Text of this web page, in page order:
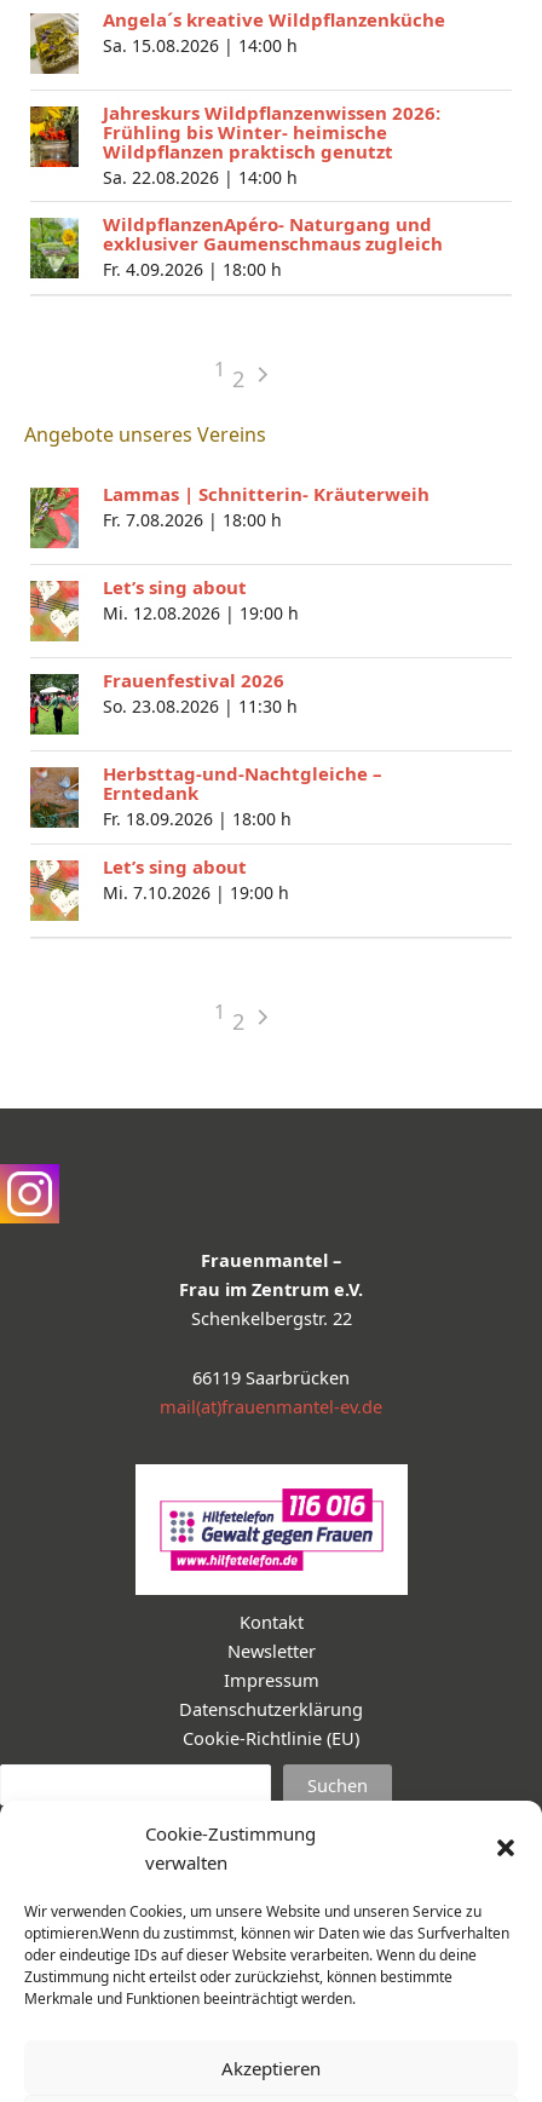
Cookie-Zustimmung
verwalten
Wir verwenden Cookies, um unsere Website und unseren Service zu
optimieren.Wenn du zustimmst, können wir Daten wie das Surfverhalten
oder eindeutige IDs auf dieser Website verarbeiten. Wenn du deine
Zustimmung nicht erteilst oder zurückziehst, können bestimmte
Merkmale und Funktionen beeinträchtigt werden.
Akzeptieren
Angela´s kreative Wildpflanzenküche
Sa. 15.08.2026 | 14:00 h
Jahreskurs Wildpflanzenwissen 2026:
Frühling bis Winter- heimische
Wildpflanzen praktisch genutzt
Sa. 22.08.2026 | 14:00 h
WildpflanzenApéro- Naturgang und
exklusiver Gaumenschmaus zugleich
Fr. 4.09.2026 | 18:00 h
1 2
Angebote unseres Vereins
Lammas | Schnitterin- Kräuterweih
Fr. 7.08.2026 | 18:00 h
Let’s sing about
Mi. 12.08.2026 | 19:00 h
Frauenfestival 2026
So. 23.08.2026 | 11:30 h
Herbsttag-und-Nachtgleiche –
Erntedank
Fr. 18.09.2026 | 18:00 h
Let’s sing about
Mi. 7.10.2026 | 19:00 h
1 2
Frauenmantel –
Frau im Zentrum e.V.
Schenkelbergstr. 22
66119 Saarbrücken
mail(at)frauenmantel-ev.de
Kontakt
Newsletter
Impressum
Datenschutzerklärung
Cookie-Richtlinie (EU)
Suchen